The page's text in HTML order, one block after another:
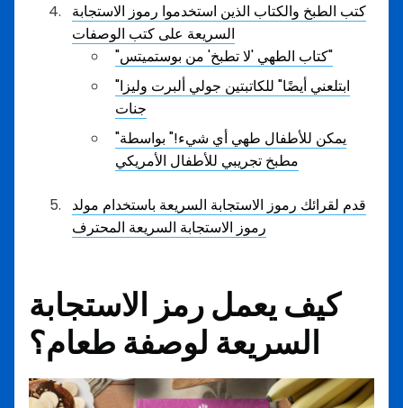
كتب الطبخ والكتاب الذين استخدموا رموز الاستجابة
السريعة على كتب الوصفات
"كتاب الطهي 'لا تطبخ' من بوستميتس"
"ابتلعني أيضًا" للكاتبتين جولي ألبرت وليزا
جنات
"يمكن للأطفال طهي أي شيء!" بواسطة
مطبخ تجريبي للأطفال الأمريكي
قدم لقرائك رموز الاستجابة السريعة باستخدام مولد
رموز الاستجابة السريعة المحترف
كيف يعمل رمز الاستجابة
السريعة لوصفة طعام؟